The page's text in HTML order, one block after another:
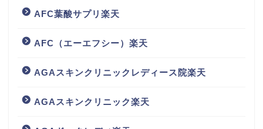
AFC葉酸サプリ楽天
AFC（エーエフシー）楽天
AGAスキンクリニックレディース院楽天
AGAスキンクリニック楽天